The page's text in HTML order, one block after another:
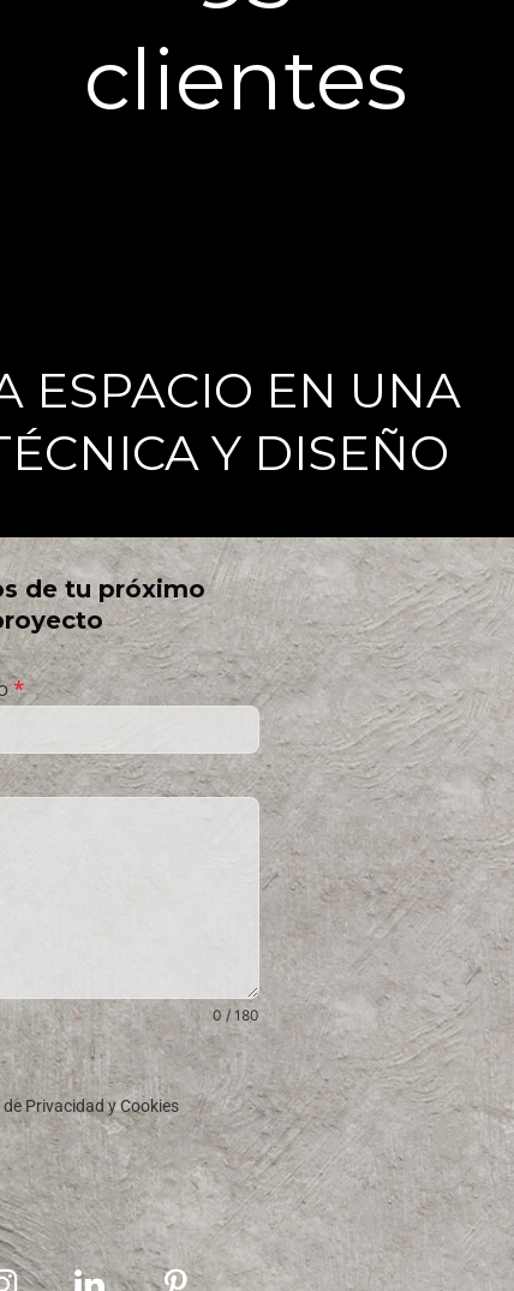
clientes
ESPACIO EN UNA
Y DISEÑO
de tu próximo
*
0 / 180
Privacidad y Cookies